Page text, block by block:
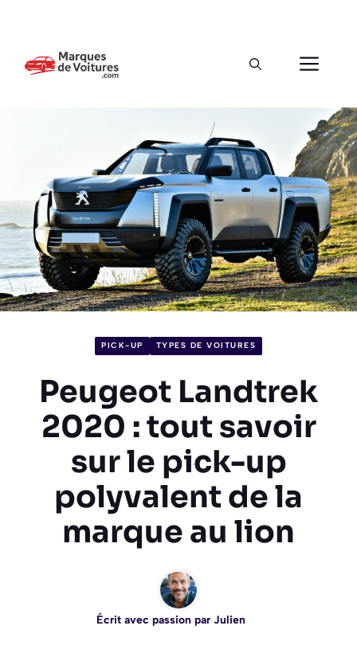
PICK-UP TYPES DE VOITURES
Peugeot Landtrek
2020 : tout savoir
sur le pick-up
polyvalent de la
marque au lion
Écrit avec passion par Julien